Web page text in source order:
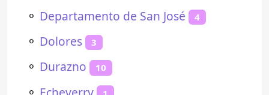
⚬ Departamento de San José 4
⚬ Dolores 3
⚬ Durazno 10